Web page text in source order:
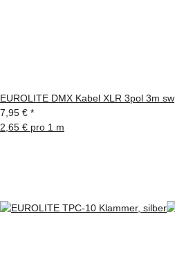
EUROLITE DMX Kabel XLR 3pol 3m sw
7,95 € *
2,65 € pro 1 m